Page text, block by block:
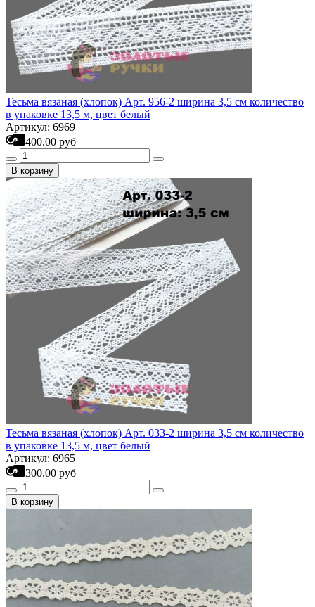
Тесьма вязаная (хлопок) Арт. 956-2 ширина 3,5 см количество
в упаковке 13,5 м, цвет белый
Артикул: 6969
400.00 руб
В корзину
Тесьма вязаная (хлопок) Арт. 033-2 ширина 3,5 см количество
в упаковке 13,5 м, цвет белый
Артикул: 6965
300.00 руб
В корзину